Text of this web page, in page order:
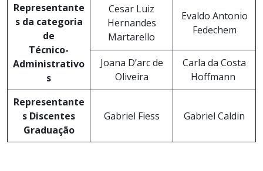
Representante
s da categoria
de
Técnico-
Administrativo
s
Cesar Luiz
Hernandes
Martarello
Evaldo Antonio
Fedechem
Joana D’arc de
Oliveira
Carla da Costa
Hoffmann
Representante
s Discentes
Graduação
Gabriel Fiess Gabriel Caldin